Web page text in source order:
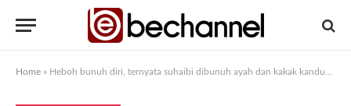
Home » Heboh bunuh diri, ternyata suhaibi dibunuh ayah dan kakak kandung sendiri